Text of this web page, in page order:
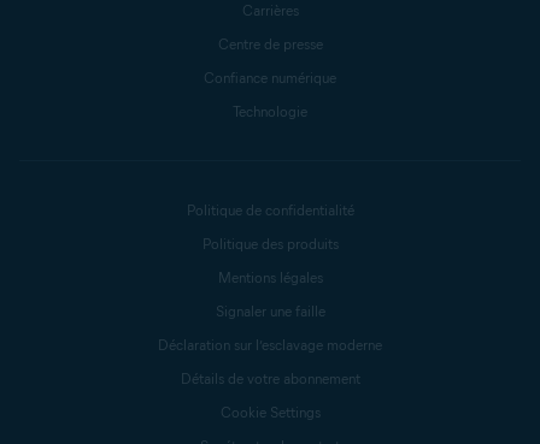
Carrières
Centre de presse
Confiance numérique
Technologie
Politique de confidentialité
Politique des produits
Mentions légales
Signaler une faille
Déclaration sur l’esclavage moderne
Détails de votre abonnement
Cookie Settings